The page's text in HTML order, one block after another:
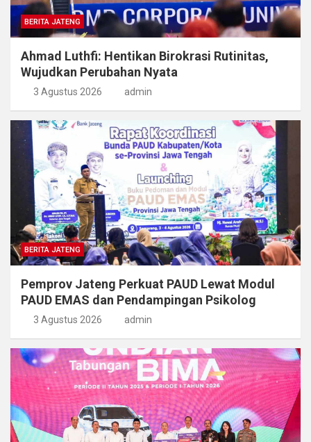
BERITA JATENG
Ahmad Luthfi: Hentikan Birokrasi Rutinitas,
Wujudkan Perubahan Nyata
3 Agustus 2026 admin
BERITA JATENG
Pemprov Jateng Perkuat PAUD Lewat Modul
PAUD EMAS dan Pendampingan Psikolog
3 Agustus 2026 admin